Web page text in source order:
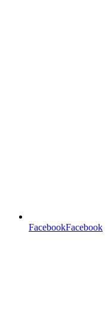
FacebookFacebook